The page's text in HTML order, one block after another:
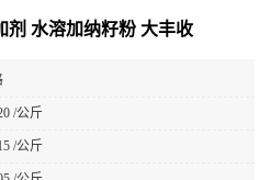
剂 水溶加纳籽粉 大丰收
/公斤
/公斤